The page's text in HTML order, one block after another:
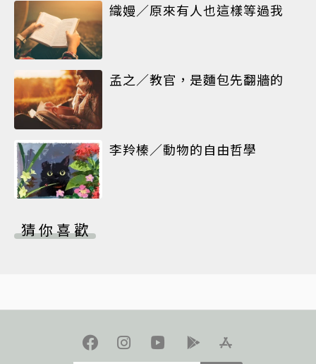
織嫚／原來有人也這樣等過我
孟之／教官，是麵包先翻牆的
李羚榛／動物的自由哲學
猜你喜歡